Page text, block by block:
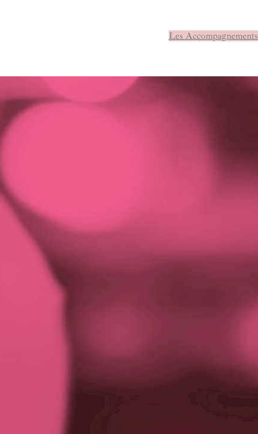
Les Accompagnements